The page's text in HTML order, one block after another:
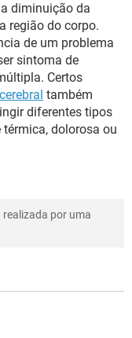
diminuição da
região do corpo.
de um problema
sintoma de
Certos
também
diferentes tipos
dolorosa ou
por uma